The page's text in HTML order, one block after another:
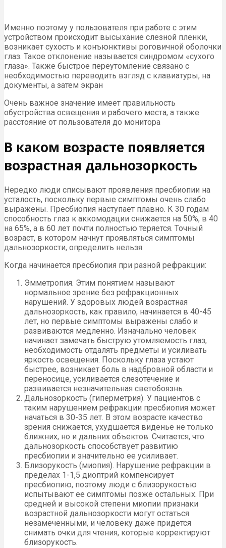
Именно поэтому у пользователя при работе с этим
устройством происходит высыхание слезной пленки,
возникает сухость и конъюнктивы роговичной оболочки
глаз. Такое отклонение называется синдромом «сухого
глаза». Также быстрое переутомление связано с
необходимостью переводить взгляд с клавиатуры, на
документы, а затем экран
Очень важное значение имеет правильность
обустройства освещения и рабочего места, а также
расстояние от пользователя до монитора
В каком возрасте появляется
возрастная дальнозоркость
Нередко люди списывают проявления пресбиопии на
усталость, поскольку первые симптомы очень слабо
выражены. Пресбиопия наступает плавно. К 30 годам
способность глаз к аккомодации снижается на 50%, в 40
на 65%, а в 60 лет почти полностью теряется. Точный
возраст, в котором начнут проявляться симптомы
дальнозоркости, определить нельзя.
Когда начинается пресбиопия при разной рефракции:
Эмметропия. Этим понятием называют
нормальное зрение без рефракционных
нарушений. У здоровых людей возрастная
дальнозоркость, как правило, начинается в 40-45
лет, но первые симптомы выражены слабо и
развиваются медленно. Изначально человек
начинает замечать быструю утомляемость глаз,
необходимость отдалять предметы и усиливать
яркость освещения. Поскольку глаза устают
быстрее, возникает боль в надбровной области и
переносице, усиливается слезотечение и
развивается незначительная светобоязнь.
Дальнозоркость (гиперметрия). У пациентов с
таким нарушением рефракции пресбиопия может
начаться в 30-35 лет. В этом возрасте качество
зрения снижается, ухудшается виденье не только
ближних, но и дальних объектов. Считается, что
дальнозоркость способствует развитию
пресбиопии и значительно ее усиливает.
Близорукость (миопия). Нарушение рефракции в
пределах 1-1,5 диоптрий компенсирует
пресбиопию, поэтому люди с близорукостью
испытывают ее симптомы позже остальных. При
средней и высокой степени миопии признаки
возрастной дальнозоркости могут остаться
незамеченными, и человеку даже придется
снимать очки для чтения, которые корректируют
близорукость.